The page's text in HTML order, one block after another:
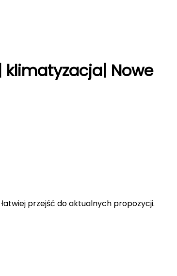
klimatyzacja| Nowe
przejść do aktualnych propozycji.